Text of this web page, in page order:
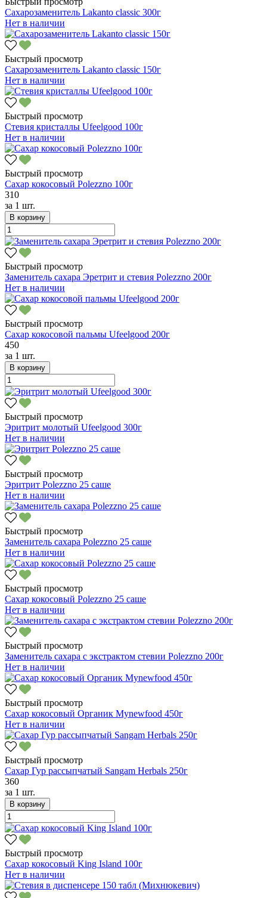
Сахарозаменитель Lakanto classic 300г
Нет в наличии
Быстрый просмотр
Сахарозаменитель Lakanto classic 150г
Нет в наличии
Быстрый просмотр
Стевия кристаллы Ufeelgood 100г
Нет в наличии
Быстрый просмотр
Сахар кокосовый Polezzno 100г
310
за 1 шт.
В корзину
Быстрый просмотр
Заменитель сахара Эретрит и стевия Polezzno 200г
Нет в наличии
Быстрый просмотр
Сахар кокосовой пальмы Ufeelgood 200г
450
за 1 шт.
В корзину
Быстрый просмотр
Эритрит молотый Ufeelgood 300г
Нет в наличии
Быстрый просмотр
Эритрит Polezzno 25 саше
Нет в наличии
Быстрый просмотр
Заменитель сахара Polezzno 25 саше
Нет в наличии
Быстрый просмотр
Сахар кокосовый Polezzno 25 саше
Нет в наличии
Быстрый просмотр
Заменитель сахара с экстрактом стевии Polezzno 200г
Нет в наличии
Быстрый просмотр
Сахар кокосовый Органик Mynewfood 450г
Нет в наличии
Быстрый просмотр
Сахар Гур рассыпчатый Sangam Herbals 250г
360
за 1 шт.
В корзину
Быстрый просмотр
Сахар кокосовый King Island 100г
Нет в наличии